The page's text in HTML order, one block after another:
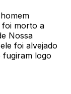
foi morto a
Nossa
foi alvejado
fugiram logo